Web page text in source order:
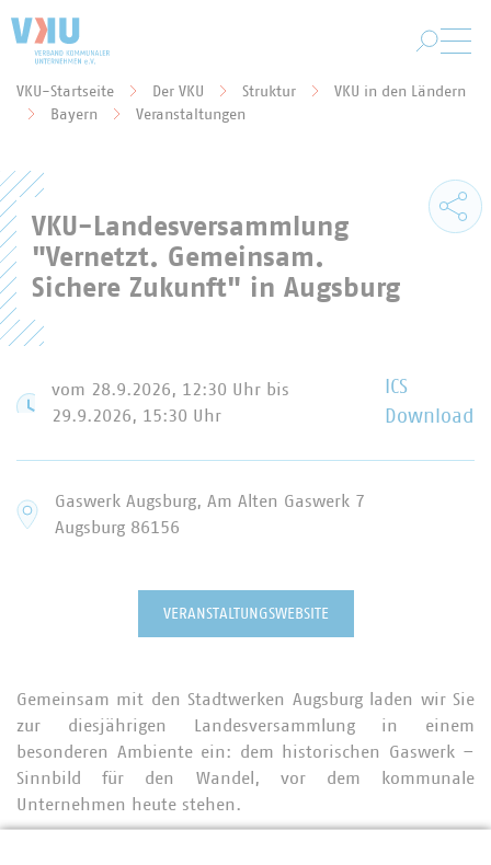
Sie befinden sich hier:
VKU-Startseite Der VKU Struktur
VKU in den Ländern
Bayern
Veranstaltungen
VKU-Landesversammlung
"Vernetzt. Gemeinsam.
Sichere Zukunft" in Augsburg
vom 28.9.2026, 12:30 Uhr bis
29.9.2026, 15:30 Uhr
ICS
Download
Gaswerk Augsburg, Am Alten Gaswerk 7
Augsburg 86156
VERANSTALTUNGSWEBSITE
Gemeinsam mit den Stadtwerken Augsburg laden wir Sie
zur diesjährigen Landesversammlung in einem
besonderen Ambiente ein: dem historischen Gaswerk –
Sinnbild für den Wandel, vor dem kommunale
Unternehmen heute stehen.